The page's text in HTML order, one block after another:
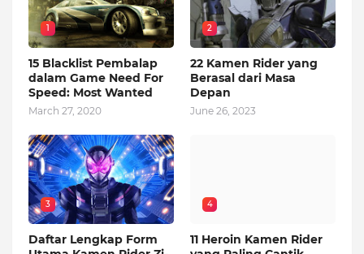
1
15 Blacklist Pembalap
dalam Game Need For
Speed: Most Wanted
March 27, 2020
2
22 Kamen Rider yang
Berasal dari Masa
Depan
June 26, 2023
3
Daftar Lengkap Form
4
11 Heroin Kamen Rider